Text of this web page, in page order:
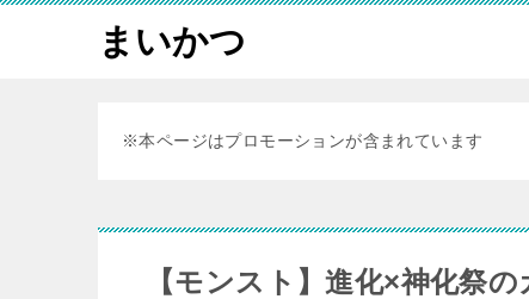
まいかつ
※本ページはプロモーションが含まれています
【モンスト】進化×神化祭